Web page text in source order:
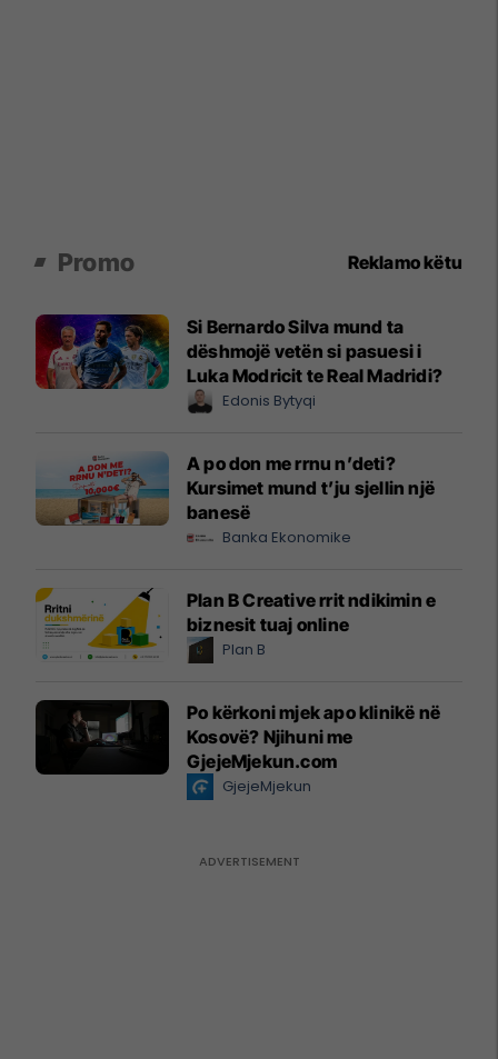
Promo Reklamo këtu
Si Bernardo Silva mund ta
dëshmojë vetën si pasuesi i
Luka Modricit te Real Madridi?
Edonis Bytyqi
A po don me rrnu n’deti?
Kursimet mund t’ju sjellin një
banesë
Banka Ekonomike
Plan B Creative rrit ndikimin e
biznesit tuaj online
Plan B
Po kërkoni mjek apo klinikë në
Kosovë? Njihuni me
GjejeMjekun.com
GjejeMjekun